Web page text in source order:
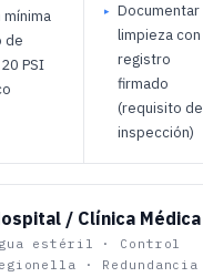
mínima
de
PSI
Documentar
limpieza con
registro
firmado
(requisito de
inspección)
/ Clínica Médica
estéril · Control
· Redundancia